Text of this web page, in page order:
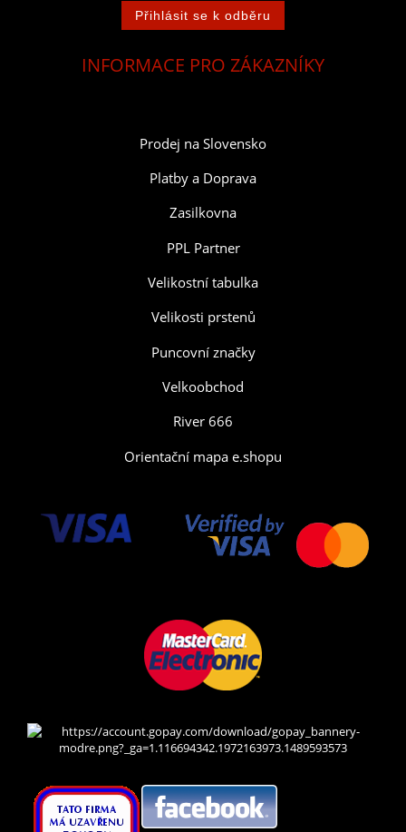
INFORMACE PRO ZÁKAZNÍKY
Prodej na Slovensko
Platby a Doprava
Zasilkovna
PPL Partner
Velikostní tabulka
Velikosti prstenů
Puncovní značky
Velkoobchod
River 666
Orientační mapa e.shopu